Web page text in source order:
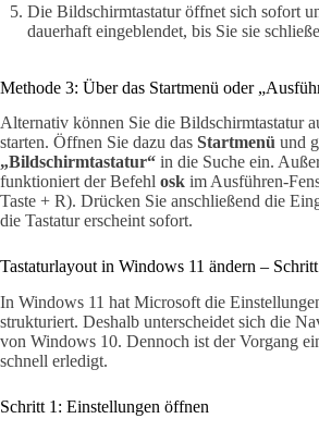
Die Bildschirmtastatur öffnet sich sofort
dauerhaft eingeblendet, bis Sie sie
Methode 3: Über das Startmenü oder
Alternativ können Sie die Bildschirmtastatur
starten. Öffnen Sie dazu das Startmenü und
„Bildschirmtastatur“ in die Suche ein.
funktioniert der Befehl osk im Ausführen-
Taste + R). Drücken Sie anschließend die
die Tastatur erscheint sofort.
Tastaturlayout in Windows 11 ändern –
In Windows 11 hat Microsoft die
strukturiert. Deshalb unterscheidet sich die
von Windows 10. Dennoch ist der Vorgang
schnell erledigt.
Schritt 1: Einstellungen öffnen